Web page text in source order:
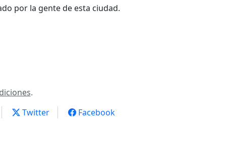
por la gente de esta ciudad.
.
Twitter Facebook